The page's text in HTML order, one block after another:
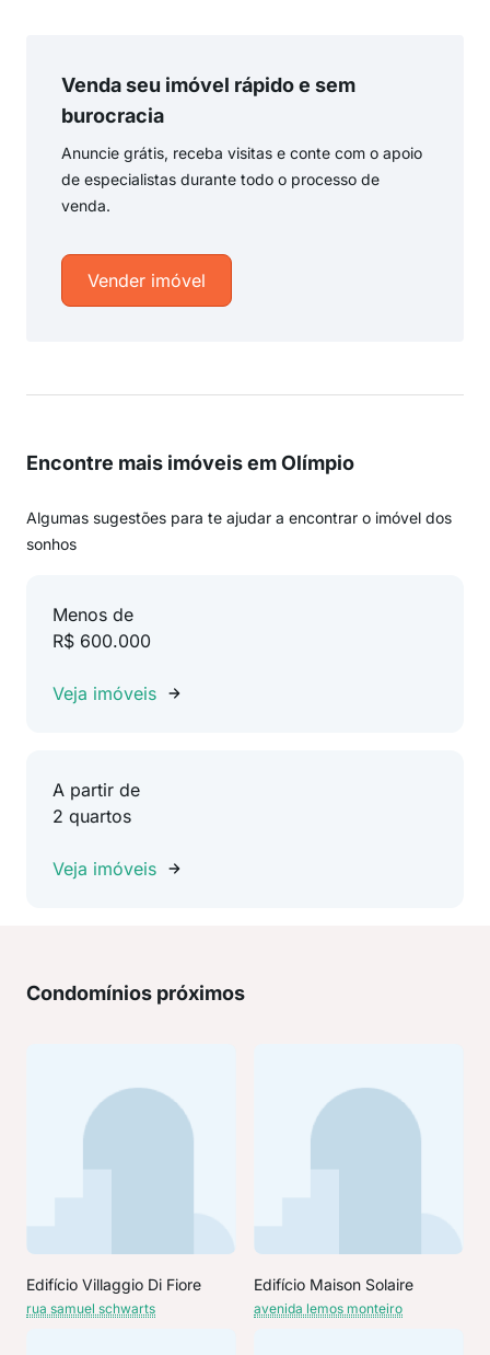
Venda seu imóvel rápido e sem
burocracia
Anuncie grátis, receba visitas e conte com o apoio
de especialistas durante todo o processo de
venda.
Vender imóvel
Encontre mais imóveis em Olímpio
Algumas sugestões para te ajudar a encontrar o imóvel dos
sonhos
Menos de
R$ 600.000
Veja imóveis
A partir de
2 quartos
Veja imóveis
Condomínios próximos
Edifício Villaggio Di Fiore
rua samuel schwarts
Edifício Maison Solaire
avenida lemos monteiro